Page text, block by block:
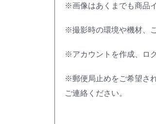
※画像はあくまでも商品
※撮影時の環境や機材、
※アカウントを作成、ロ
※郵便局止めをご希望さ
ご連絡ください。